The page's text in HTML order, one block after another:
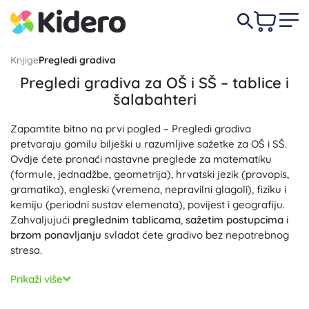
KnjigePregledi gradiva
Pregledi gradiva za OŠ i SŠ – tablice i
šalabahteri
Zapamtite bitno na prvi pogled – Pregledi gradiva
pretvaraju gomilu bilješki u razumljive sažetke za OŠ i SŠ.
Ovdje ćete pronaći nastavne preglede za matematiku
(formule, jednadžbe, geometrija), hrvatski jezik (pravopis,
gramatika), engleski (vremena, nepravilni glagoli), fiziku i
kemiju (periodni sustav elemenata), povijest i geografiju.
Zahvaljujući preglednim tablicama, sažetim postupcima i
brzom ponavljanju svladat ćete gradivo bez nepotrebnog
stresa.
Ovi školski pregledi osmišljeni su za
objašnjenje
Prikaži više